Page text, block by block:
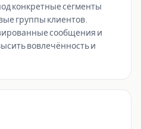
конкретные сегменты
группы клиентов.
сообщения и
вовлечённость и